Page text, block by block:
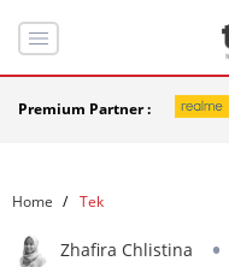
Premium Partner :
Home Tek
Zhafira Chlistina